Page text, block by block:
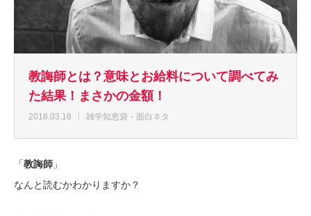
教誨師とは？意味とお給料について調べてみ
た結果！まさかの金額！
2018.03.18 雑学知恵袋・面白ネタ
「教誨師 」
なんと読むかわかりますか？